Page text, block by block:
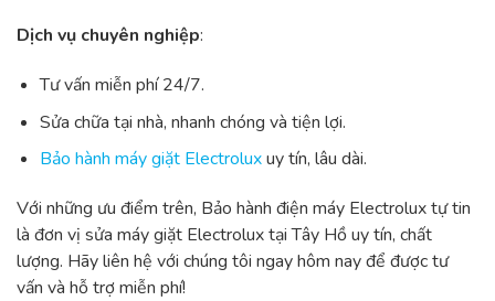
Dịch vụ chuyên nghiệp:
Tư vấn miễn phí 24/7.
Sửa chữa tại nhà, nhanh chóng và tiện lợi.
Bảo hành máy giặt Electroluxuy tín, lâu dài.
Với những ưu điểm trên, Bảo hành điện máy Electrolux tự tin
là đơn vị sửa máy giặt Electrolux tại Tây Hồ uy tín, chất
lượng. Hãy liên hệ với chúng tôi ngay hôm nay để được tư
vấn và hỗ trợ miễn phí!